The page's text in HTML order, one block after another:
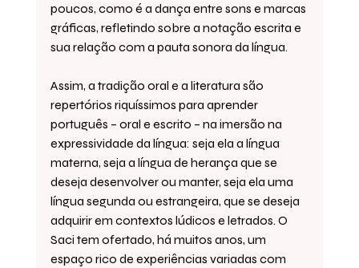
poucos, como é a dança entre sons e marcas
gráficas, refletindo sobre a notação escrita e
sua relação com a pauta sonora da língua.
Assim, a tradição oral e a literatura são
repertórios riquíssimos para aprender
português – oral e escrito – na imersão na
expressividade da língua: seja ela a língua
materna, seja a língua de herança que se
deseja desenvolver ou manter, seja ela uma
língua segunda ou estrangeira, que se deseja
adquirir em contextos lúdicos e letrados. O
Saci tem ofertado, há muitos anos, um
espaço rico de experiências variadas com